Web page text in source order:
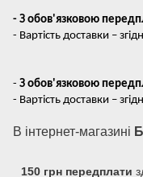
- З обов'язковою
- Вартість доставки –
- З обов'язковою
- Вартість доставки –
В інтернет-магазині
150 грн передплати